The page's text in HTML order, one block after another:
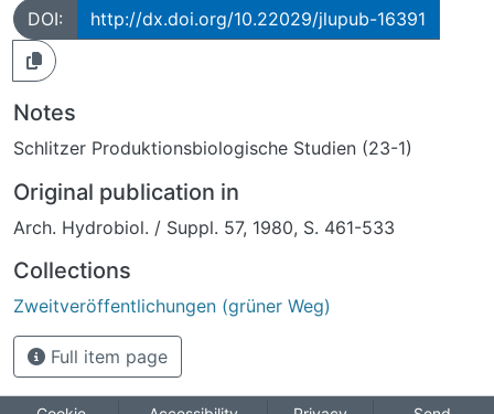
DOI: http://dx.doi.org/10.22029/jlupub-16391
Notes
Schlitzer Produktionsbiologische Studien (23-1)
Original publication in
Arch. Hydrobiol. / Suppl. 57, 1980, S. 461-533
Collections
Zweitveröffentlichungen (grüner Weg)
Full item page